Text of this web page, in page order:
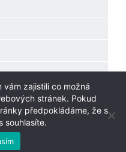
and Jana-Mei
vám zajistili co možná
stránek. Pokud
předpokládáme, že s
souhlasíte.